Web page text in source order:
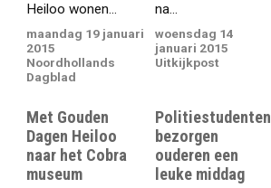
Heiloo wonen...
maandag 19 januari
2015
Noordhollands
Dagblad
na...
woensdag 14
januari 2015
Uitkijkpost
Met Gouden
Dagen Heiloo
naar het Cobra
museum
Politiestudenten
bezorgen
ouderen een
leuke middag